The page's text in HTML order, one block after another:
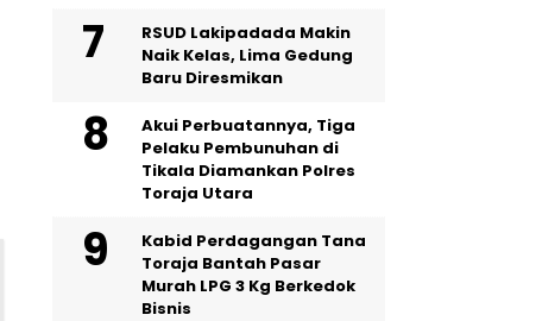
RSUD Lakipadada Makin
Naik Kelas, Lima Gedung
Baru Diresmikan
Akui Perbuatannya, Tiga
Pelaku Pembunuhan di
Tikala Diamankan Polres
Toraja Utara
Kabid Perdagangan Tana
Toraja Bantah Pasar
Murah LPG 3 Kg Berkedok
Bisnis